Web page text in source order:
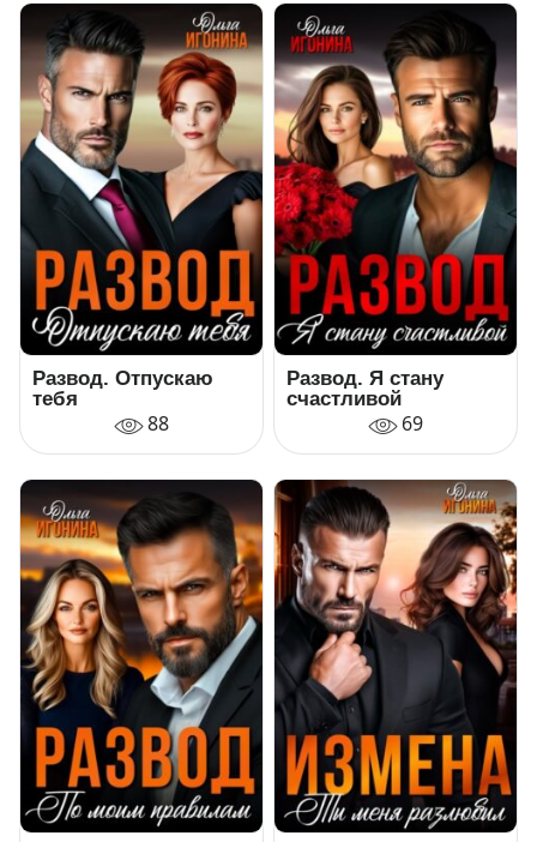
Развод. Отпускаю
тебя
88
Развод. Я стану
счастливой
69